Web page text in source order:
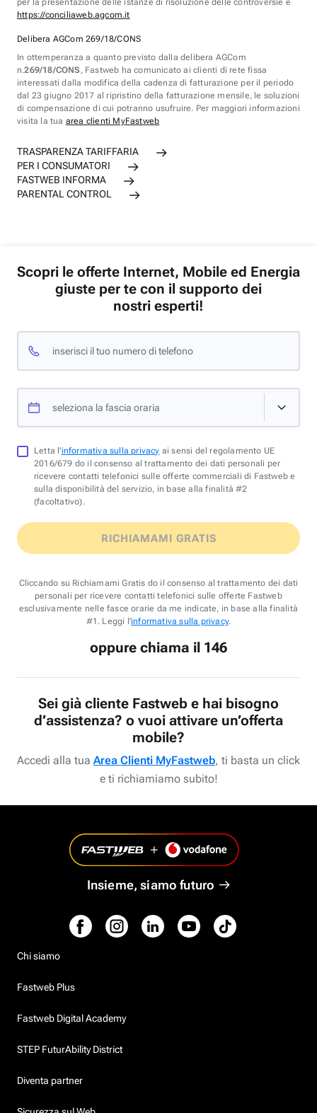
per la presentazione delle istanze di risoluzione delle controversie è
https://conciliaweb.agcom.it
Delibera AGCom 269/18/CONS
In ottemperanza a quanto previsto dalla delibera AGCom
n.269/18/CONS , Fastweb ha comunicato ai clienti di rete fissa
interessati dalla modifica della cadenza di fatturazione per il periodo
dal 23 giugno 2017 al ripristino della fatturazione mensile, le soluzioni
di compensazione di cui potranno usufruire. Per maggiori informazioni
visita la tua area clienti MyFastweb
TRASPARENZA TARIFFARIA
PER I CONSUMATORI
FASTWEB INFORMA
PARENTAL CONTROL
Scopri le offerte Internet, Mobile ed Energia
giuste per te con il supporto dei
nostri esperti!
inserisci il tuo numero di telefono
seleziona la fascia oraria
Letta l'informativa sulla privacy ai sensi del regolamento UE
2016/679 do il consenso al trattamento dei dati personali per
ricevere contatti telefonici sulle offerte commerciali di Fastweb e
sulla disponibilità del servizio, in base alla finalità #2
(facoltativo).
RICHIAMAMI GRATIS
Cliccando su Richiamami Gratis do il consenso al trattamento dei dati
personali per ricevere contatti telefonici sulle offerte Fastweb
esclusivamente nelle fasce orarie da me indicate, in base alla finalità
#1. Leggi l'informativa sulla privacy.
oppure chiama il 146
Sei già cliente Fastweb e hai bisogno
d’assistenza? o vuoi attivare un’offerta
mobile?
Accedi alla tua Area Clienti MyFastweb, ti basta un click
e ti richiamiamo subito!
Insieme, siamo futuro
Chi siamo
Fastweb Plus
Fastweb Digital Academy
STEP FuturAbility District
Diventa partner